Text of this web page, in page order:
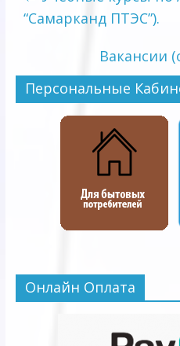
“Самарканд ПТЭС”).
Вакансии
Персональные
Онлайн Оплата